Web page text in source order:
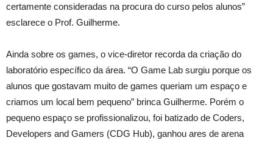
certamente consideradas na procura do curso pelos alunos”
esclarece o Prof. Guilherme.
Ainda sobre os games, o vice-diretor recorda da criação do
laboratório específico da área. “O Game Lab surgiu porque os
alunos que gostavam muito de games queriam um espaço e
criamos um local bem pequeno” brinca Guilherme. Porém o
pequeno espaço se profissionalizou, foi batizado de Coders,
Developers and Gamers (CDG Hub), ganhou ares de arena